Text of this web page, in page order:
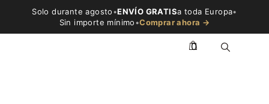
Solo durante agosto•ENVÍO GRATISa toda Europa•
Sin importe mínimo•Comprar ahora →
0